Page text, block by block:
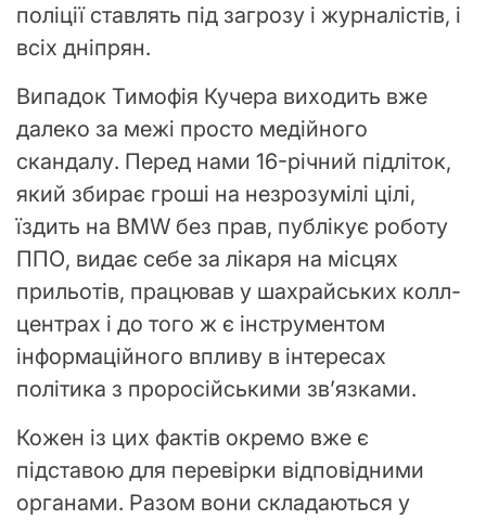
поліції ставлять під загрозу і журналістів, і
всіх дніпрян.
Випадок Тимофія Кучера виходить вже
далеко за межі просто медійного
скандалу. Перед нами 16-річний підліток,
який збирає гроші на незрозумілі цілі,
їздить на BMW без прав, публікує роботу
ППО, видає себе за лікаря на місцях
прильотів, працював у шахрайських колл-
центрах і до того ж є інструментом
інформаційного впливу в інтересах
політика з проросійськими звʼязками.
Кожен із цих фактів окремо вже є
підставою для перевірки відповідними
органами. Разом вони складаються у